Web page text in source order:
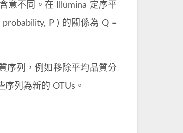
意不同。在 Illumina 定序平
P ) 的關係為 Q =
序列，例如移除平均品質分
列為新的 OTUs。